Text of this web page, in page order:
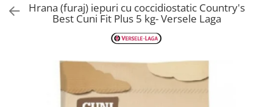
AdapatoriHrana (furaj) iepuri cu coccidiostatic Country's
Best Cuni Fit Plus 5 kg- Versele Laga